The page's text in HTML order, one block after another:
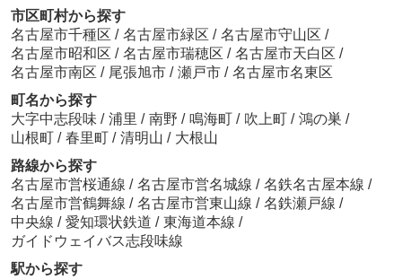
市区町村から探す
名古屋市千種区 / 名古屋市緑区 / 名古屋市守山区 /
名古屋市昭和区 / 名古屋市瑞穂区 / 名古屋市天白区 /
名古屋市南区 / 尾張旭市 / 瀬戸市 / 名古屋市名東区
町名から探す
大字中志段味 / 浦里 / 南野 / 鳴海町 / 吹上町 / 鴻の巣 /
山根町 / 春里町 / 清明山 / 大根山
路線から探す
名古屋市営桜通線 / 名古屋市営名城線 / 名鉄名古屋本線 /
名古屋市営鶴舞線 / 名古屋市営東山線 / 名鉄瀬戸線 /
中央線 / 愛知環状鉄道 / 東海道本線 /
ガイドウェイバス志段味線
駅から探す